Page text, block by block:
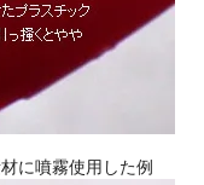
に噴霧使用した例